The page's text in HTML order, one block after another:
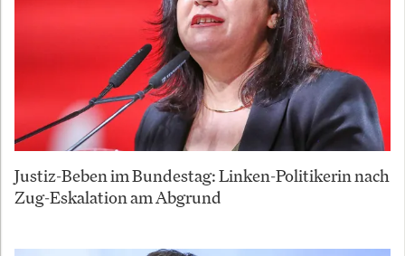
Justiz-Beben im Bundestag: Linken-Politikerin nach
Zug-Eskalation am Abgrund